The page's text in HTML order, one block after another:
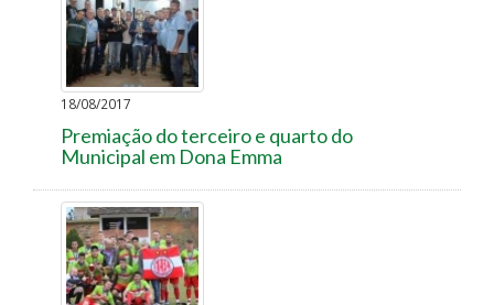
18/08/2017
Premiação do terceiro e quarto do
Municipal em Dona Emma